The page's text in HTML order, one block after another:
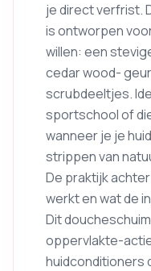
je direct verfrist.
is ontworpen
willen: een
cedar wood-
scrubdeeltjes.
sportschool of
wanneer je je
strippen van
De praktijk
werkt en wat de
Dit
oppervlakte-
huidconditioners